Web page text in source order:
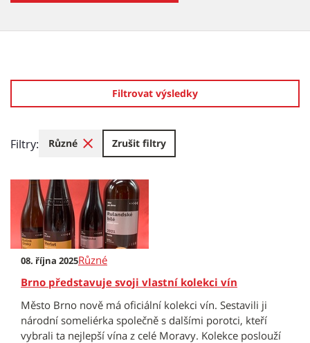
Filtrovat výsledky
Filtry: Různé Zrušit filtry
08. října 2025Různé
Brno představuje svoji vlastní kolekci vín
Město Brno nově má oficiální kolekci vín. Sestavili ji
národní someliérka společně s dalšími porotci, kteří
vybrali ta nejlepší vína z celé Moravy. Kolekce poslouží